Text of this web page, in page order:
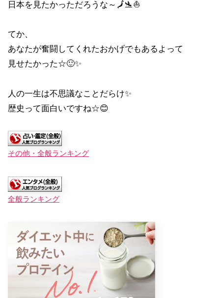
日本を見たかっただろうな～🗾🛬⛵
てか、
あなたが奮闘してくれたおかげでもあるよって
見せたかった☆🙂✨
人の一生は不思議なことだらけ✨
歴史って面白いですね☆😊
その他・全般ランキング
全般ランキング